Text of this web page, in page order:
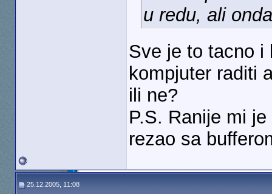
u redu, ali
Sve je to tacno i
kompjuter raditi
ili ne?
P.S. Ranije mi
rezao sa
25.12.2005, 11:08